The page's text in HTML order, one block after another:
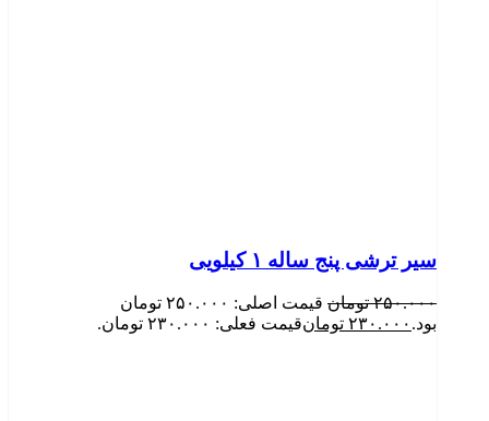
سیر ترشی پنج ساله ۱ کیلویی
۲۵۰.۰۰۰ تومان
قیمت اصلی: ۲۵۰.۰۰۰ تومان
بود. ۲۳۰.۰۰۰ تومانقیمت فعلی: ۲۳۰.۰۰۰ تومان.